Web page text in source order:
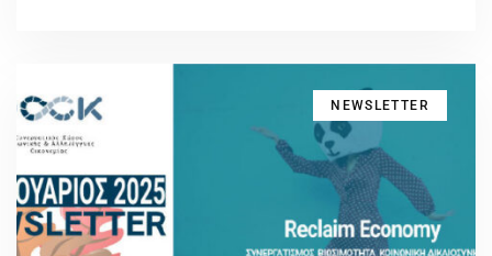
NEWSLETTER